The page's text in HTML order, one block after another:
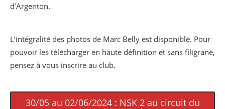
d’Argenton.
L’intégralité des photos de Marc Belly est disponible. Pour
pouvoir les télécharger en haute définition et sans filigrane,
pensez à vous inscrire au club.
30/05 au 02/06/2024 : NSK 2 au circuit du